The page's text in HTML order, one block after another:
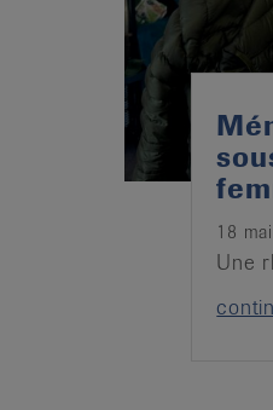
18
Une